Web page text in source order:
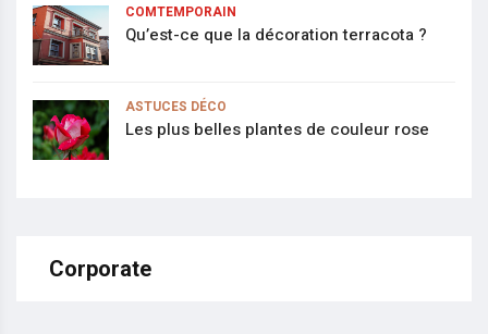
COMTEMPORAIN
Qu’est-ce que la décoration terracota ?
ASTUCES DÉCO
Les plus belles plantes de couleur rose
Corporate